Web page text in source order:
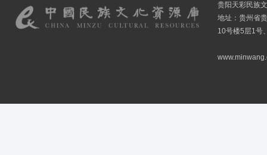
贵阳天彩民族
地址：贵州省
10号楼5层1号